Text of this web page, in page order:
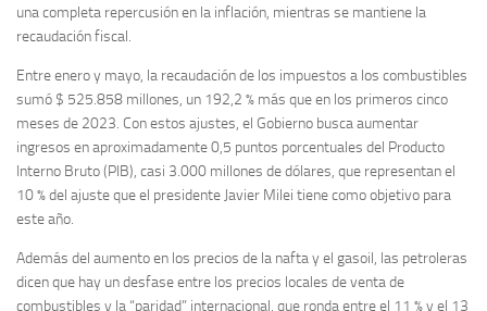
una completa repercusión en la inflación, mientras se mantiene la
recaudación fiscal.
Entre enero y mayo, la recaudación de los impuestos a los combustibles
sumó $ 525.858 millones, un 192,2 % más que en los primeros cinco
meses de 2023. Con estos ajustes, el Gobierno busca aumentar
ingresos en aproximadamente 0,5 puntos porcentuales del Producto
Interno Bruto (PIB), casi 3.000 millones de dólares, que representan el
10 % del ajuste que el presidente Javier Milei tiene como objetivo para
este año.
Además del aumento en los precios de la nafta y el gasoil, las petroleras
dicen que hay un desfase entre los precios locales de venta de
combustibles y la “paridad” internacional, que ronda entre el 11 % y el 13